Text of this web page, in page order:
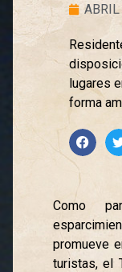
lugares
forma
Como
promueve
turistas, el